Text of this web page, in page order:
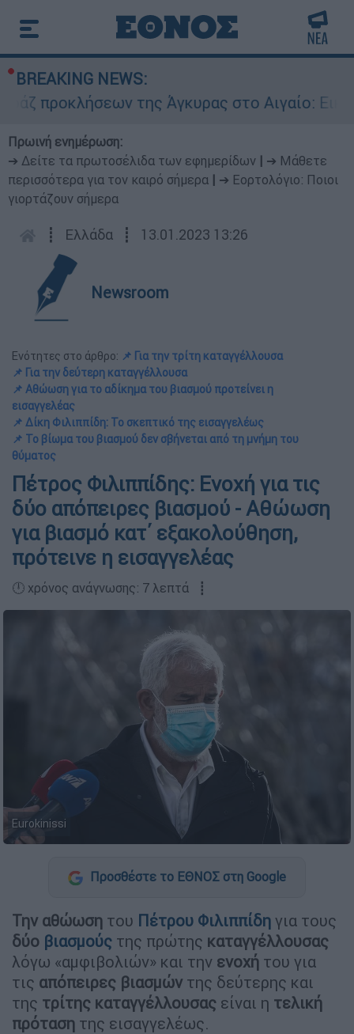
BREAKING NEWS:
της Άγκυρας στο Αιγαίο: Εικονική
Πρωινή ενημέρωση:
➔ Δείτε τα πρωτοσέλιδα των εφημερίδων
➔ Μάθετε
περισσότερα για τον καιρό σήμερα
➔ Εορτολόγιο: Ποιοι
γιορτάζουν σήμερα
┋ Ελλάδα ┋ 13.01.2023 13:26
Newsroom
Ενότητες στο άρθρο: 📌 Για την τρίτη καταγγέλλουσα
📌 Για την δεύτερη καταγγέλλουσα
📌 Αθώωση για το αδίκημα του βιασμού προτείνει η
εισαγγελέας
📌 Δίκη Φιλιππίδη: Το σκεπτικό της εισαγγελέως
📌 Το βίωμα του βιασμού δεν σβήνεται από τη μνήμη του
θύματος
Πέτρος Φιλιππίδης: Ενοχή για τις
δύο απόπειρες βιασμού - Αθώωση
για βιασμό κατ΄ εξακολούθηση,
πρότεινε η εισαγγελέας
🕛 χρόνος ανάγνωσης: 7 λεπτά ┋
Eurokinissi
Προσθέστε το ΕΘΝΟΣ στη Google
Την αθώωση του Πέτρου Φιλιππίδη για τους
δύο βιασμούς της πρώτης καταγγέλλουσας
λόγω «αμφιβολιών» και την ενοχή του για
τις απόπειρες βιασμών της δεύτερης και
της τρίτης καταγγέλλουσας είναι η τελική
πρόταση της εισαγγελέως.